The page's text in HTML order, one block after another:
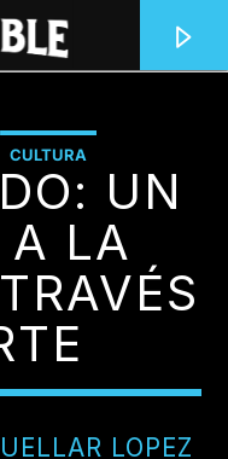
CULTURA
UN
LA
LOPEZ